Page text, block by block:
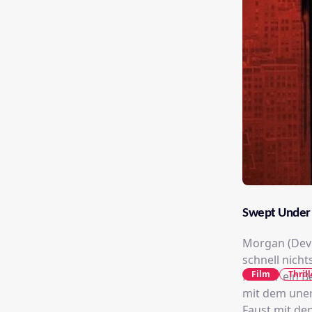
Swept Under
Morgan
schnell
fällt ihr ein
mit dem
Film